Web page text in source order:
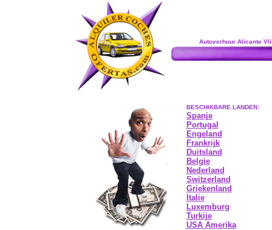
Autoverhuur Alicante
BESCHIKBARE LANDEN:
Spanje
Portugal
Engeland
Frankrijk
Duitsland
Belgie
Nederland
Switzerland
Griekenland
Italie
Luxemburg
Turkije
USA Amerika